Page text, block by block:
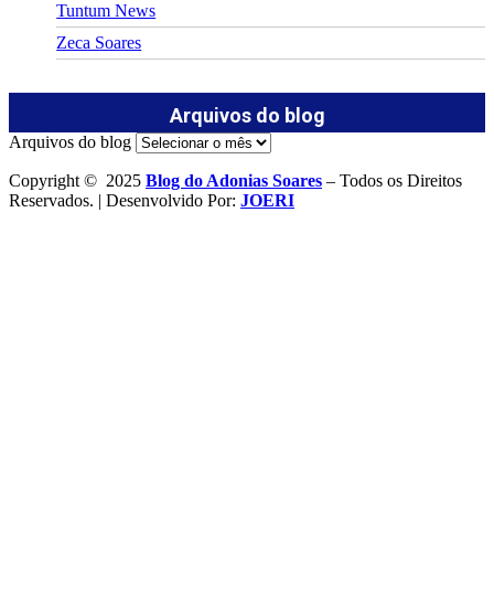
Tuntum News
Zeca Soares
Arquivos do blog
Arquivos do blog
Copyright © 2025 Blog do Adonias Soares – Todos os Direitos
Reservados. | Desenvolvido Por: JOERI